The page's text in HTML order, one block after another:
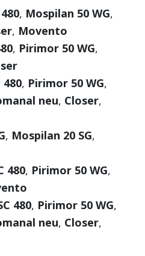
, Mospilan 50 WG,
, Movento
, Pirimor 50 WG,
480, Pirimor 50 WG,
neu, Closer,
, Mospilan 20 SG,
480, Pirimor 50 WG,
480, Pirimor 50 WG,
neu, Closer,